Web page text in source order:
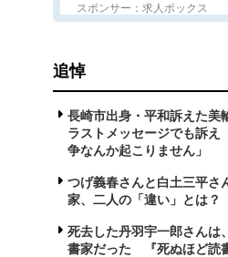
スポンサー：求人ボックス
追悼
長崎市出身・平和訴えた
ラストメッセージでも訴
争なんか起こりません」
つげ義春さんと白土三平
家、二人の「違い」とは？
死去した丹羽宇一郎さんは
書家だった 『死ぬほど読